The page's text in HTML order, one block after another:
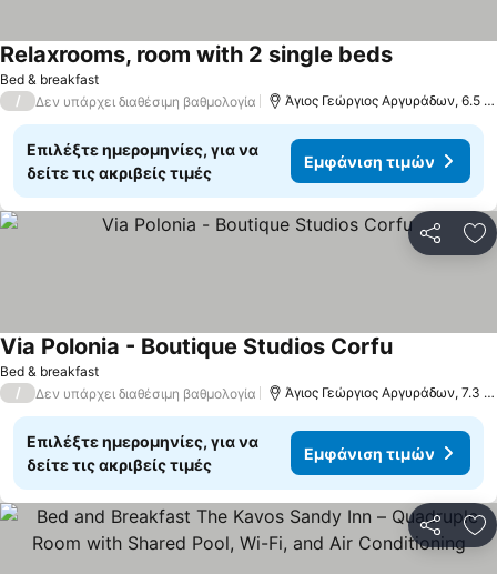
Bed & breakfast
Relaxrooms, room with 2 single bedsΕμφάνιση
/ Δεν υπάρχει διαθέσιμη βαθμολογία Άγιος Γεώργιος Αργυράδων, 6.5
Επιλέξτε ημερομηνίες, για να
δείτε τις ακριβείς τιμές
Εμφάνιση τιμών
Bed & breakfast
Via Polonia - Boutique Studios CorfuΕμφάνιση
/ Δεν υπάρχει διαθέσιμη βαθμολογία Άγιος Γεώργιος Αργυράδων, 7.3
Επιλέξτε ημερομηνίες, για να
δείτε τις ακριβείς τιμές
Εμφάνιση τιμών